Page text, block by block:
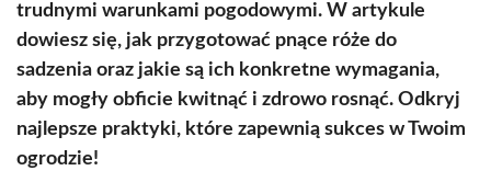
trudnymi warunkami pogodowymi. W artykule
dowiesz się, jak przygotować pnące róże do
sadzenia oraz jakie są ich konkretne wymagania,
aby mogły obficie kwitnąć i zdrowo rosnąć. Odkryj
najlepsze praktyki, które zapewnią sukces w Twoim
ogrodzie!